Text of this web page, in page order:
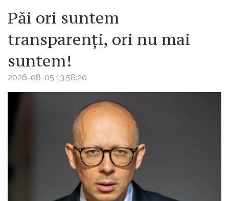
Păi ori suntem
transparenți, ori nu mai
suntem!
2026-08-05 13:58:20